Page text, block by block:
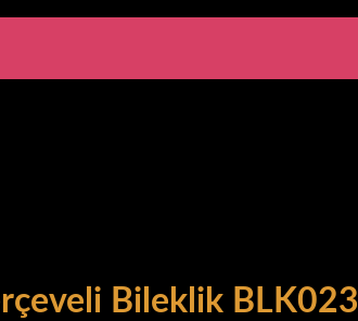
Bileklik BLK023